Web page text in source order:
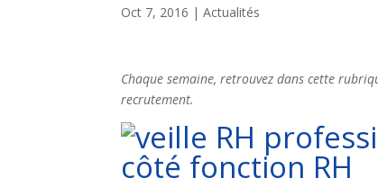
Oct 7, 2016 |Actualités
Chaque semaine, retrouvez dans cette
recrutement.
côté fonction RH